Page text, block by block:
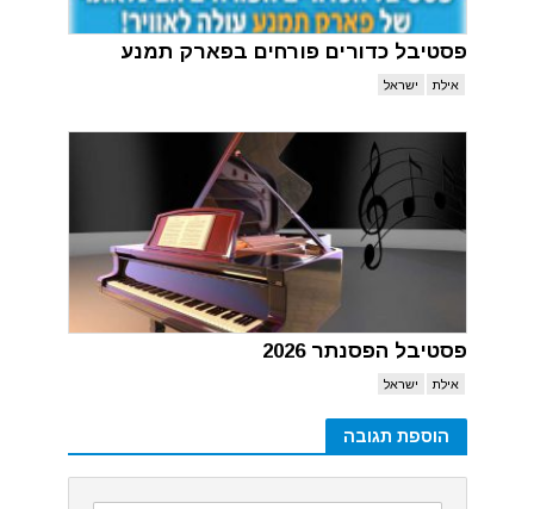
פסטיבל כדורים פורחים בפארק תמנע
אילת ישראל
פסטיבל הפסנתר 2026
אילת ישראל
הוספת תגובה